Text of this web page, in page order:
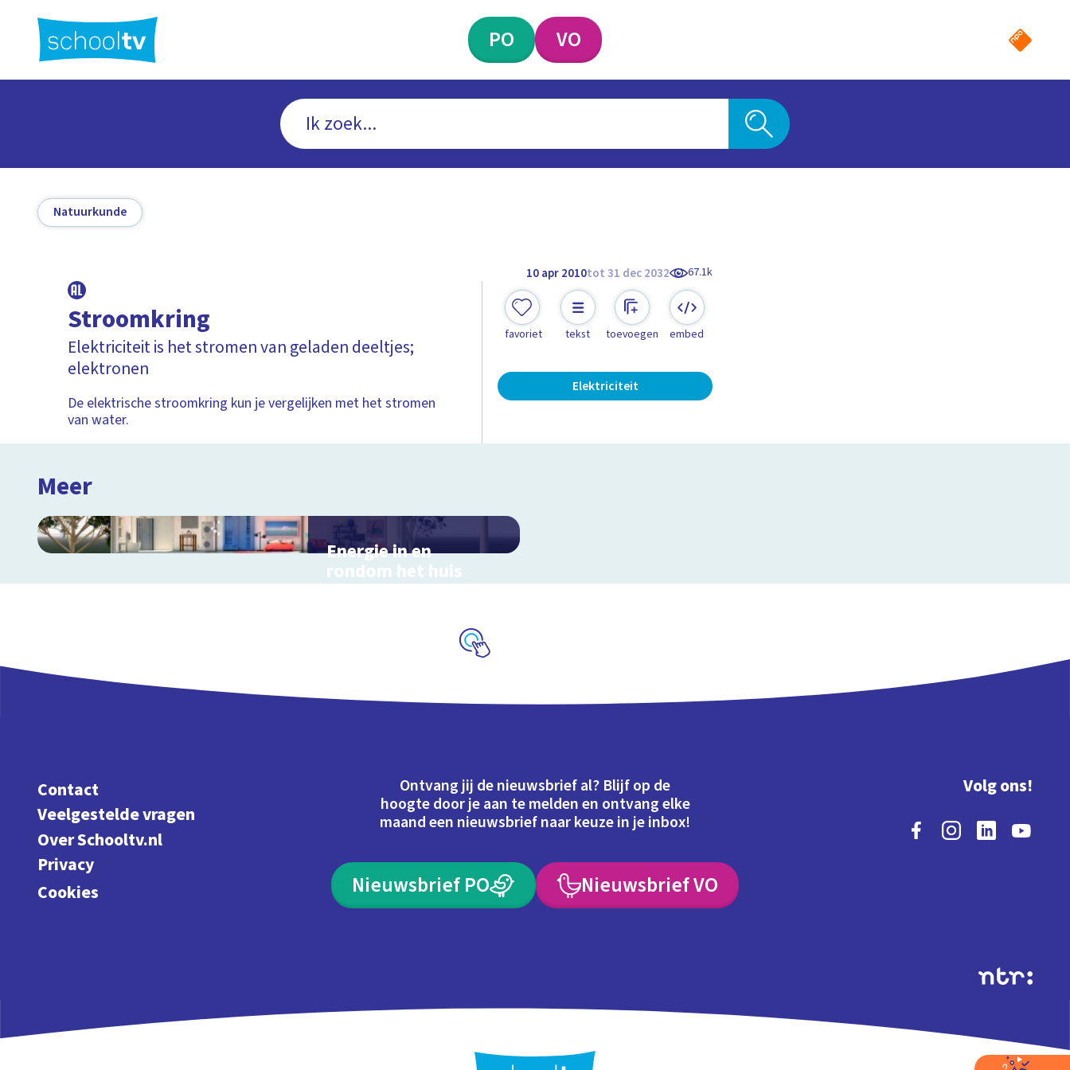
hoofdinhoud
PO VO
Natuurkunde
10 apr 2010tot 31 dec 2032 67.1k
Stroomkring
Elektriciteit is het stromen van geladen deeltjes;
elektronen
De elektrische stroomkring kun je vergelijken met het stromen
van water.
favoriet tekst toevoegen embed
Elektriciteit
Meer
Energie in en
rondom het huis
Interactieve schoolplaat in
Contact
Veelgestelde vragen
Over Schooltv.nl
Privacy
Cookies
Ontvang jij de nieuwsbrief al? Blijf op de
hoogte door je aan te melden en ontvang elke
maand een nieuwsbrief naar keuze in je inbox!
Nieuwsbrief PO Nieuwsbrief VO
Volg ons!
Extra's